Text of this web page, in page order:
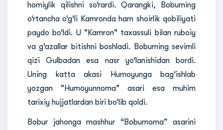
homiylik qilishni so‘rardi. Qarangki, Boburning
o‘rtancha o‘g‘li Kamronda ham shoirlik qobiliyati
paydo bo‘ldi. U "Kamron" taxassuli bilan ruboiy
va g‘azallar bitishni boshladi. Boburning sevimli
qizi Gulbadan esa nasr yo‘lanishidan bordi.
Uning katta akasi Humoyunga bag‘ishlab
yozgan "Humoyunnoma" asari esa muhim
tarixiy hujjatlardan biri bo‘lib qoldi.
Bobur jahonga mashhur “Boburnoma” asarini